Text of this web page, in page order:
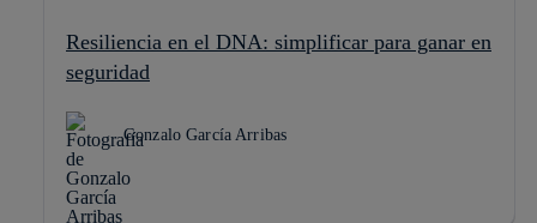
Resiliencia en el DNA: simplificar para ganar en
seguridad
Gonzalo García Arribas